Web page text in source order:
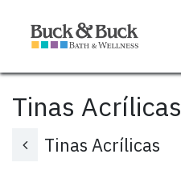
Tinas Acrílicas
Tinas Acrílicas